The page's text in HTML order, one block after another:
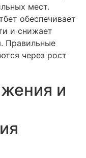
мест.
обеспечивает
и снижает
Правильные
через рост
и